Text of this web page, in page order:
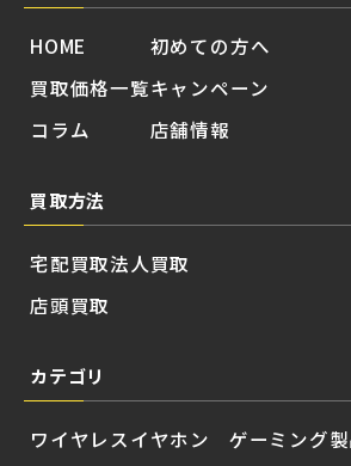
HOME
買取価格一覧
コラム
初めての方へ
キャンペーン
店舗情報
買取方法
宅配買取
店頭買取
法人買取
カテゴリ
ワイヤレスイヤホン
ゲーミング